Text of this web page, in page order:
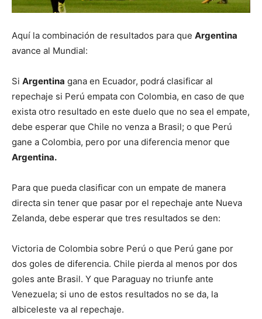
Aquí la combinación de resultados para que Argentina
avance al Mundial:
Si Argentina gana en Ecuador, podrá clasificar al
repechaje si Perú empata con Colombia, en caso de que
exista otro resultado en este duelo que no sea el empate,
debe esperar que Chile no venza a Brasil; o que Perú
gane a Colombia, pero por una diferencia menor que
Argentina.
Para que pueda clasificar con un empate de manera
directa sin tener que pasar por el repechaje ante Nueva
Zelanda, debe esperar que tres resultados se den:
Victoria de Colombia sobre Perú o que Perú gane por
dos goles de diferencia. Chile pierda al menos por dos
goles ante Brasil. Y que Paraguay no triunfe ante
Venezuela; si uno de estos resultados no se da, la
albiceleste va al repechaje.